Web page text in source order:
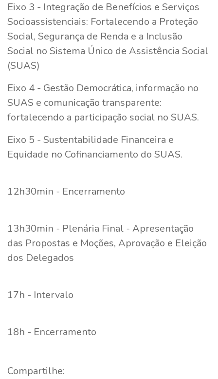
Eixo 3 - Integração de Benefícios e Serviços
Socioassistenciais: Fortalecendo a Proteção
Social, Segurança de Renda e a Inclusão
Social no Sistema Único de Assistência Social
(SUAS)
Eixo 4 - Gestão Democrática, informação no
SUAS e comunicação transparente:
fortalecendo a participação social no SUAS.
Eixo 5 - Sustentabilidade Financeira e
Equidade no Cofinanciamento do SUAS.
12h30min - Encerramento
13h30min - Plenária Final - Apresentação
das Propostas e Moções, Aprovação e Eleição
dos Delegados
17h - Intervalo
18h - Encerramento
Compartilhe: